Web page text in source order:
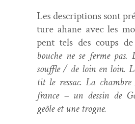
Les descrip­tions sont
ture ahane avec les
pent tels des coups
bouche ne se ferme pas.
souf­fle / de loin en loin.
tit le ressac. La
france – un dessin de
geôle et une trogne.